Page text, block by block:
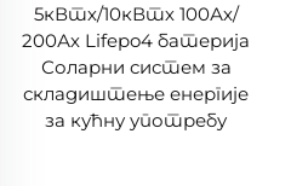
5кВтх/10кВтх 100Ах/
200Ах Lifepo4 батерија
Соларни систем за
складиштење енергије
за кућну употребу